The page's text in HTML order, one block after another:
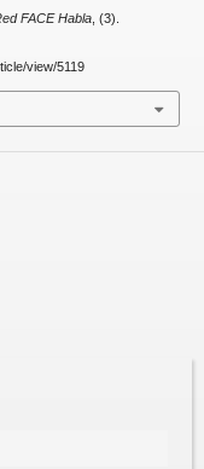
FACE Habla, (3).
view/5119